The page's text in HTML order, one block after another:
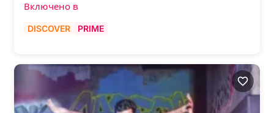
Включено в
DISCOVER PRIME